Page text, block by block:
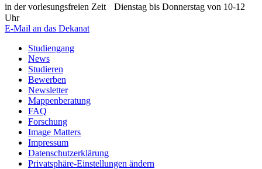
in der vorlesungsfreien Zeit Dienstag bis Donnerstag von 10-12
Uhr
E-Mail an das Dekanat
Studiengang
News
Studieren
Bewerben
Newsletter
Mappenberatung
FAQ
Forschung
Image Matters
Impressum
Datenschutzerklärung
Privatsphäre-Einstellungen ändern